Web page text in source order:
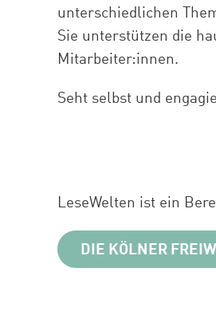
unterschiedlichen
Sie unterstützen die
Mitarbeiter:innen.
Seht selbst und
LeseWelten ist ein
DIE KÖLNER